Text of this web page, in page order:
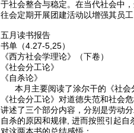
于社会整合与稳定。在当代社会中
往会定期开展团建活动以增强其员
五月读书报告
书单（4.27-5,25）
《西方社会学理论》（下卷）
《社会分工论》
《自杀论》
本月主要阅读了涂尔干的《社会
《社会分工论》对道德失范和社会
讲述了三个部分内容，分别是劳动
自杀的原因和规律, 进而按照引起
对这两本书的总结感悟：